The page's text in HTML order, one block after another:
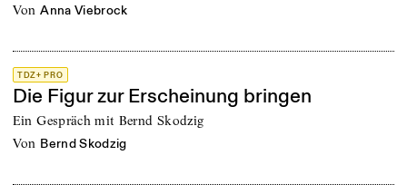
von Anna Viebrock
TDZ+ PRO
Die Figur zur Erscheinung bringen
Ein Gespräch mit Bernd Skodzig
von Bernd Skodzig